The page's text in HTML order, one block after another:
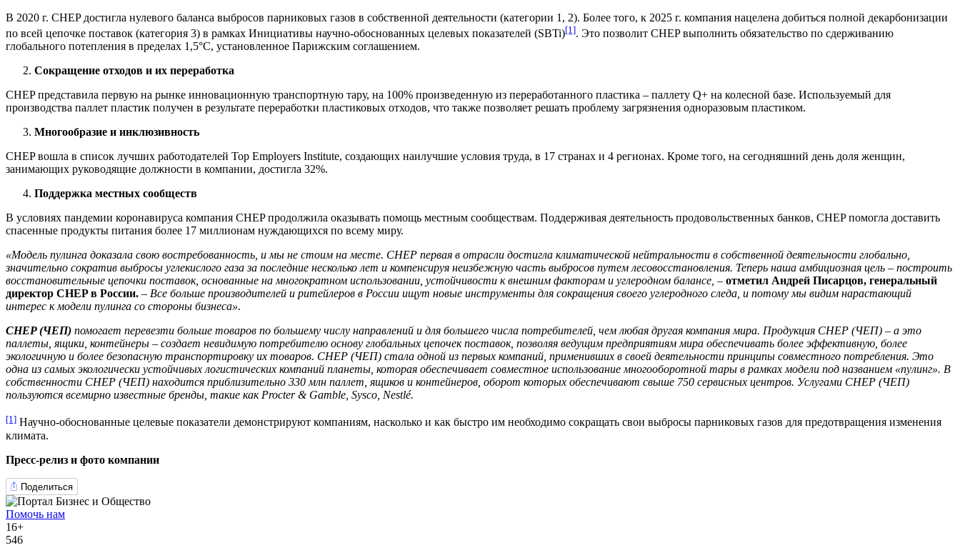
В 2020 г. CHEP достигла нулевого баланса выбросов парниковых газов в собственной деятельности (категории 1, 2). Более того, к 2025 г. компания нацелена добиться полной декарбонизации
по всей цепочке поставок (категория 3) в рамках Инициативы научно-обоснованных целевых показателей (SBTi)[1]. Это позволит CHEP выполнить обязательство по сдерживанию
глобального потепления в пределах 1,5°C, установленное Парижским соглашением.
Сокращение отходов и их переработка
CHEP представила первую на рынке инновационную транспортную тару, на 100% произведенную из переработанного пластика – паллету Q+ на колесной базе. Используемый для
производства паллет пластик получен в результате переработки пластиковых отходов, что также позволяет решать проблему загрязнения одноразовым пластиком.
Многообразие и инклюзивность
CHEP вошла в список лучших работодателей Top Employers Institute, создающих наилучшие условия труда, в 17 странах и 4 регионах. Кроме того, на сегодняшний день доля женщин,
занимающих руководящие должности в компании, достигла 32%.
Поддержка местных сообществ
В условиях пандемии коронавируса компания CHEP продолжила оказывать помощь местным сообществам. Поддерживая деятельность продовольственных банков, CHEP помогла доставить
спасенные продукты питания более 17 миллионам нуждающихся по всему миру.
«Модель пулинга доказала свою востребованность, и мы не стоим на месте. CHEP первая в отрасли достигла климатической нейтральности в собственной деятельности глобально,
значительно сократив выбросы углекислого газа за последние несколько лет и компенсируя неизбежную часть выбросов путем лесовосстановления. Теперь наша амбициозная цель – построить
восстановительные цепочки поставок, основанные на многократном использовании, устойчивости к внешним факторам и углеродном балансе, – отметил Андрей Писарцов, генеральный
директор CHEP в России. – Все больше производителей и ритейлеров в России ищут новые инструменты для сокращения своего углеродного следа, и потому мы видим нарастающий
интерес к модели пулинга со стороны бизнеса».
CHEP (ЧЕП) помогает перевезти больше товаров по большему числу направлений и для большего числа потребителей, чем любая другая компания мира. Продукция CHEP (ЧЕП) – а это
паллеты, ящики, контейнеры – создает невидимую потребителю основу глобальных цепочек поставок, позволяя ведущим предприятиям мира обеспечивать более эффективную, более
экологичную и более безопасную транспортировку их товаров. CHEP (ЧЕП) стала одной из первых компаний, применивших в своей деятельности принципы совместного потребления. Это
одна из самых экологически устойчивых логистических компаний планеты, которая обеспечивает совместное использование многооборотной тары в рамках модели под названием «пулинг». В
собственности CHEP (ЧЕП) находится приблизительно 330 млн паллет, ящиков и контейнеров, оборот которых обеспечивают свыше 750 сервисных центров. Услугами CHEP (ЧЕП)
пользуются всемирно известные бренды, такие как Procter & Gamble, Sysco, Nestlé.
[1] Научно-обоснованные целевые показатели демонстрируют компаниям, насколько и как быстро им необходимо сокращать свои выбросы парниковых газов для предотвращения изменения
климата.
Пресс-релиз и фото компании
Поделиться
Помочь нам
16+
546